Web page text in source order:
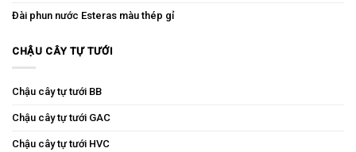
Đài phun nước Esteras màu thép gỉ
CHẬU CÂY TỰ TƯỚI
Chậu cây tự tưới BB
Chậu cây tự tưới GAC
Chậu cây tự tưới HVC